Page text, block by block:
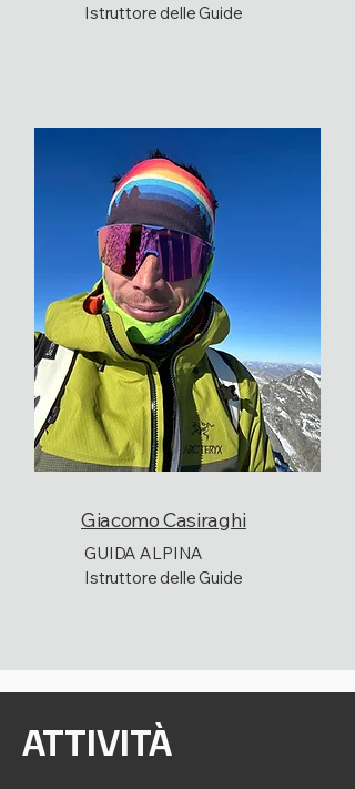
Istruttore delle Guide
Giacomo Casiraghi
GUIDA ALPINA
Istruttore delle Guide
ATTIVITÀ